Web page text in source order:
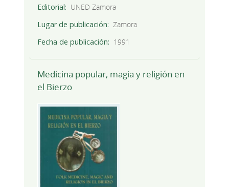
Editorial
UNED Zamora
Lugar de publicación
Zamora
Fecha de publicación
1991
Medicina popular, magia y religión en
el Bierzo